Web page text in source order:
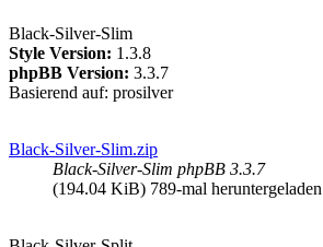
Black-Silver-Slim
Style Version: 1.3.8
phpBB Version: 3.3.7
Basierend auf: prosilver
Black-Silver-Slim.zip
Black-Silver-Slim phpBB 3.3.7
(194.04 KiB) 789-mal heruntergeladen